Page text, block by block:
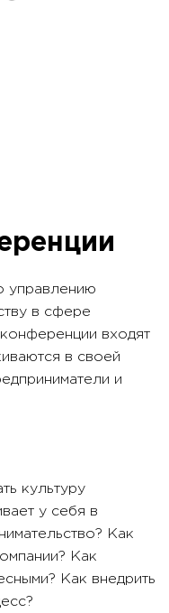
управлению
в сфере
входят
в своей
и
культуру
у себя в
Как
Как
Как внедрить